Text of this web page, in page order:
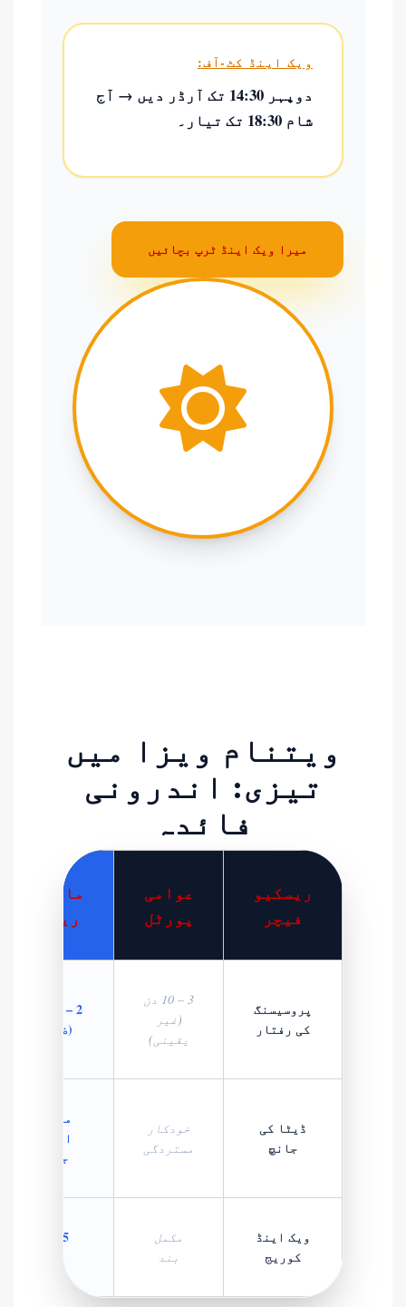
ویک اینڈ کٹ-آف:
دوپہر 14:30 تک آرڈر دیں → آج
شام 18:30 تک تیار۔
میرا ویک اینڈ ٹرپ بچائیں
ویتنام ویزا میں
تیزی: اندرونی
فائدہ
ریسکیو
فیچر
عوامی
پورٹل
ماہرانہ
ریسکیو
پروسیسنگ
کی رفتار
3 – 10 دن
(غیر
یقینی)
(ضمانت)
ڈیٹا کی
جانچ
خودکار
مستردگی
مینوئل
انسانی
جائزہ
ویک اینڈ
کوریج
مکمل
بند